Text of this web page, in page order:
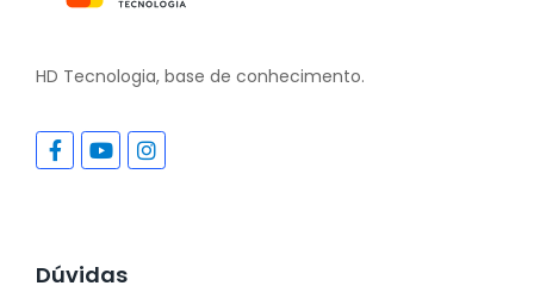
HD Tecnologia, base de conhecimento.
Dúvidas